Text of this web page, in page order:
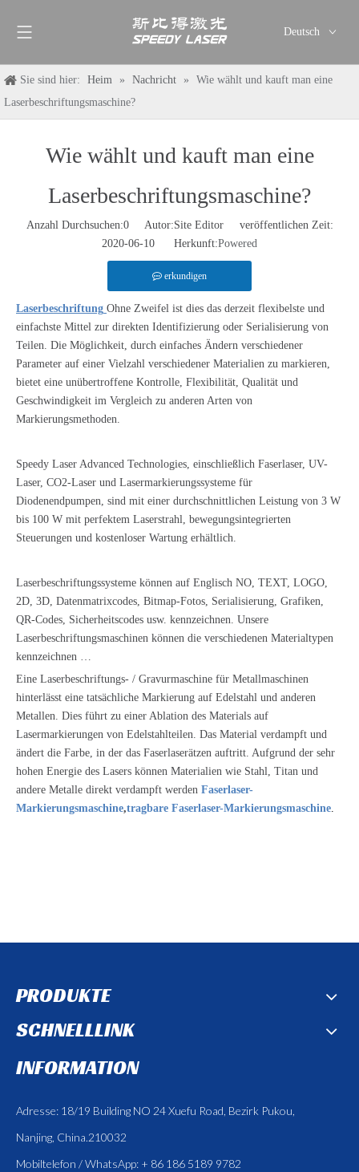
Deutsch
简体中文
Pусский
Italiano
ไทย
Sie sind hier: Heim » Nachricht »
Wie wählt und kauft man eine
Laserbeschriftungsmaschine?
Wie wählt und kauft man eine
Laserbeschriftungsmaschine?
Anzahl Durchsuchen:0Autor:Site Editor veröffentlichen Zeit:
2020-06-10 Herkunft:Powered
erkundigen
Laserbeschriftung Ohne Zweifel ist dies das derzeit flexibelste und
einfachste Mittel zur direkten Identifizierung oder Serialisierung von
Teilen. Die Möglichkeit, durch einfaches Ändern verschiedener
Parameter auf einer Vielzahl verschiedener Materialien zu markieren,
bietet eine unübertroffene Kontrolle, Flexibilität, Qualität und
Geschwindigkeit im Vergleich zu anderen Arten von
Markierungsmethoden.
Speedy Laser Advanced Technologies, einschließlich Faserlaser, UV-
Laser, CO2-Laser und Lasermarkierungssysteme für
Diodenendpumpen, sind mit einer durchschnittlichen Leistung von 3 W
bis 100 W mit perfektem Laserstrahl, bewegungsintegrierten
Steuerungen und kostenloser Wartung erhältlich.
Laserbeschriftungssysteme können auf Englisch NO, TEXT, LOGO,
2D, 3D, Datenmatrixcodes, Bitmap-Fotos, Serialisierung, Grafiken,
QR-Codes, Sicherheitscodes usw. kennzeichnen. Unsere
Laserbeschriftungsmaschinen können die verschiedenen Materialtypen
kennzeichnen …
Eine Laserbeschriftungs- / Gravurmaschine für Metallmaschinen
hinterlässt eine tatsächliche Markierung auf Edelstahl und anderen
Metallen. Dies führt zu einer Ablation des Materials auf
Lasermarkierungen von Edelstahlteilen. Das Material verdampft und
ändert die Farbe, in der das Faserlaserätzen auftritt. Aufgrund der sehr
hohen Energie des Lasers können Materialien wie Stahl, Titan und
andere Metalle direkt verdampft werden Faserlaser-
Markierungsmaschine,tragbare Faserlaser-Markierungsmaschine.
PRODUKTE
SCHNELLLINK
INFORMATION
Adresse: 18/19 Building NO 24 Xuefu Road, Bezirk Pukou,
Nanjing, China.210032
Mobiltelefon / WhatsApp: + 86 186 5189 9782